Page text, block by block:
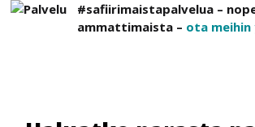
#safiirimaistapalvelua –
ammattimaista – ota